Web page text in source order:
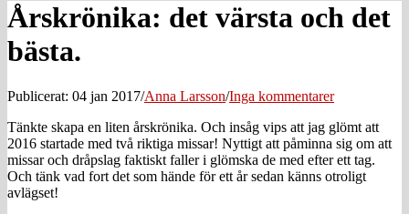
Årskrönika: det värsta och det
bästa.
Publicerat: 04 jan 2017/Anna Larsson/Inga kommentarer
Tänkte skapa en liten årskrönika. Och insåg vips att jag glömt att
2016 startade med två riktiga missar! Nyttigt att påminna sig om att
missar och dråpslag faktiskt faller i glömska de med efter ett tag.
Och tänk vad fort det som hände för ett år sedan känns otroligt
avlägset!